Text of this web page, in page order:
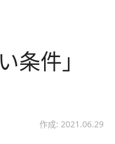
条件」
作成: 2021.06.29